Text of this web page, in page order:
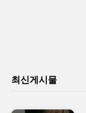
최신게시물